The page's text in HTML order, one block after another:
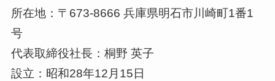
所在地：〒673-8666 兵庫県明石市川崎町1番1
号
代表取締役社長：桐野 英子
設立：昭和28年12月15日